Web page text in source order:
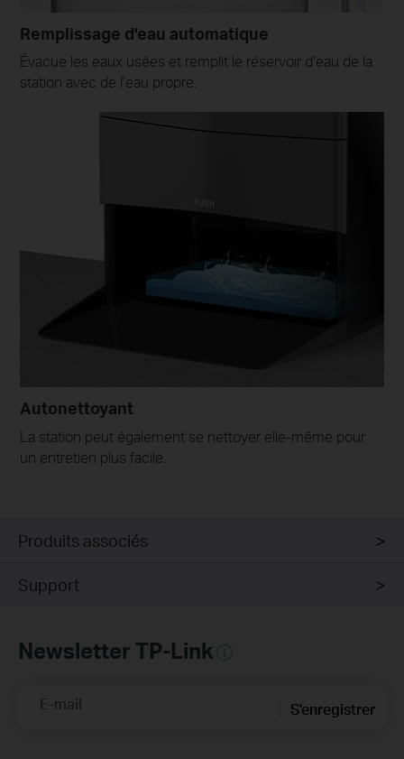
Remplissage d'eau automatique
Évacue les eaux usées et remplit le réservoir d’eau de la
station avec de l’eau propre.
Autonettoyant
La station peut également se nettoyer elle-même pour
un entretien plus facile.
Produits associés
Support
Newsletter TP-Link
E-mail S'enregistrer